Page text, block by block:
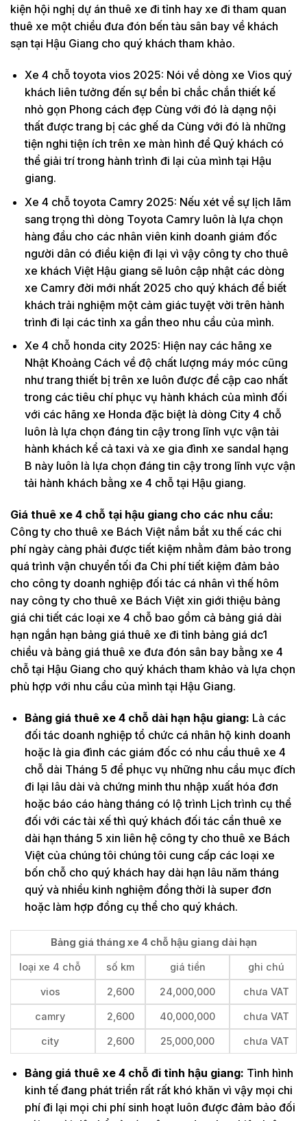
kiện hội nghị dự án thuê xe đi tỉnh hay xe đi tham quan
thuê xe một chiều đưa đón bến tàu sân bay về khách
sạn tại Hậu Giang cho quý khách tham khảo.
Xe 4 chỗ toyota vios 2025: Nói về dòng xe Vios quý
khách liên tưởng đến sự bền bỉ chắc chắn thiết kế
nhỏ gọn Phong cách đẹp Cùng với đó là dạng nội
thất được trang bị các ghế da Cùng với đó là những
tiện nghi tiện ích trên xe màn hình để Quý khách có
thể giải trí trong hành trình đi lại của mình tại Hậu
giang.
Xe 4 chỗ toyota Camry 2025: Nếu xét về sự lịch lãm
sang trọng thì dòng Toyota Camry luôn là lựa chọn
hàng đầu cho các nhân viên kinh doanh giám đốc
người dân có điều kiện đi lại vì vậy công ty cho thuê
xe khách Việt Hậu giang sẽ luôn cập nhật các dòng
xe Camry đời mới nhất 2025 cho quý khách để biết
khách trải nghiệm một cảm giác tuyệt vời trên hành
trình đi lại các tỉnh xa gần theo nhu cầu của mình.
Xe 4 chỗ honda city 2025: Hiện nay các hãng xe
Nhật Khoảng Cách về độ chất lượng máy móc cũng
như trang thiết bị trên xe luôn được đề cập cao nhất
trong các tiêu chí phục vụ hành khách của mình đối
với các hãng xe Honda đặc biệt là dòng City 4 chỗ
luôn là lựa chọn đáng tin cậy trong lĩnh vực vận tải
hành khách kể cả taxi và xe gia đình xe sandal hạng
B này luôn là lựa chọn đáng tin cậy trong lĩnh vực vận
tải hành khách bằng xe 4 chỗ tại Hậu giang.
Giá thuê xe 4 chỗ tại hậu giang cho các nhu cầu:
Công ty cho thuê xe Bách Việt nắm bắt xu thế các chi
phí ngày càng phải được tiết kiệm nhằm đảm bảo trong
quá trình vận chuyển tối đa Chi phí tiết kiệm đảm bảo
cho công ty doanh nghiệp đối tác cá nhân vì thế hôm
nay công ty cho thuê xe Bách Việt xin giới thiệu bảng
giá chi tiết các loại xe 4 chỗ bao gồm cả bảng giá dài
hạn ngắn hạn bảng giá thuê xe đi tỉnh bảng giá dc1
chiều và bảng giá thuê xe đưa đón sân bay bằng xe 4
chỗ tại Hậu Giang cho quý khách tham khảo và lựa chọn
phù hợp với nhu cầu của mình tại Hậu Giang.
Bảng giá thuê xe 4 chỗ dài hạn hậu giang: Là các
đối tác doanh nghiệp tổ chức cá nhân hộ kinh doanh
hoặc là gia đình các giám đốc có nhu cầu thuê xe 4
chỗ dài Tháng 5 để phục vụ những nhu cầu mục đích
đi lại lâu dài và chứng minh thu nhập xuất hóa đơn
hoặc báo cáo hàng tháng có lộ trình Lịch trình cụ thể
đối với các tài xế thì quý khách đối tác cần thuê xe
dài hạn tháng 5 xin liên hệ công ty cho thuê xe Bách
Việt của chúng tôi chúng tôi cung cấp các loại xe
bốn chỗ cho quý khách hay dài hạn lâu năm tháng
quý và nhiều kinh nghiệm đồng thời là super đơn
hoặc làm hợp đồng cụ thể cho quý khách.
Bảng giá tháng xe 4 chỗ hậu giang dài hạn
loại xe 4 chỗ số km giá tiền ghi chú
vios 2,600 24,000,000 chưa VAT
camry 2,600 40,000,000 chưa VAT
city 2,600 25,000,000 chưa VAT
Bảng giá thuê xe 4 chỗ đi tỉnh hậu giang: Tình hình
kinh tế đang phát triển rất rất khó khăn vì vậy mọi chi
phí đi lại mọi chi phí sinh hoạt luôn được đảm bảo đối